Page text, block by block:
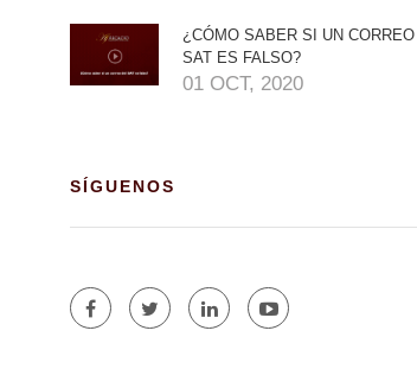
¿CÓMO SABER SI UN
SAT ES FALSO?
01 OCT, 2020
SÍGUENOS